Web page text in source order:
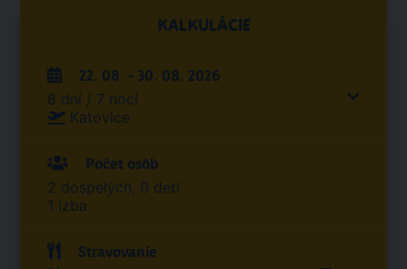
KALKULÁCIE
22. 08. - 30. 08. 2026
8 dní / 7 nocí
Katovice
Počet osôb
2 dospelých, 0 detí
1 izba
Stravovanie